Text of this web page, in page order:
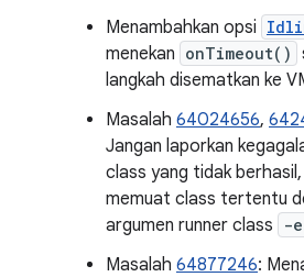
Menambahkan opsi
menekan onTimeout()
langkah disematkan ke
Masalah 64024656,
Jangan laporkan
class yang tidak
memuat class tertentu
argumen runner class
-e
Masalah 64877246: